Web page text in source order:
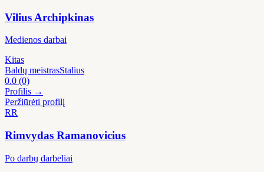
Vilius Archipkinas
Medienos darbai
Kitas
Baldų meistrasStalius
0.0 (0)
Profilis →
Peržiūrėti profilį
RR
Rimvydas Ramanovicius
Po darbų darbeliai